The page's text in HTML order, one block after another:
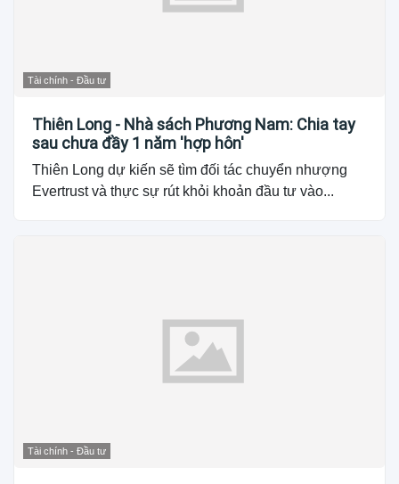
Tài chính - Đầu tư
Thiên Long - Nhà sách Phương Nam: Chia tay
sau chưa đầy 1 năm 'hợp hôn'
Thiên Long dự kiến sẽ tìm đối tác chuyển nhượng
Evertrust và thực sự rút khỏi khoản đầu tư vào...
Tài chính - Đầu tư